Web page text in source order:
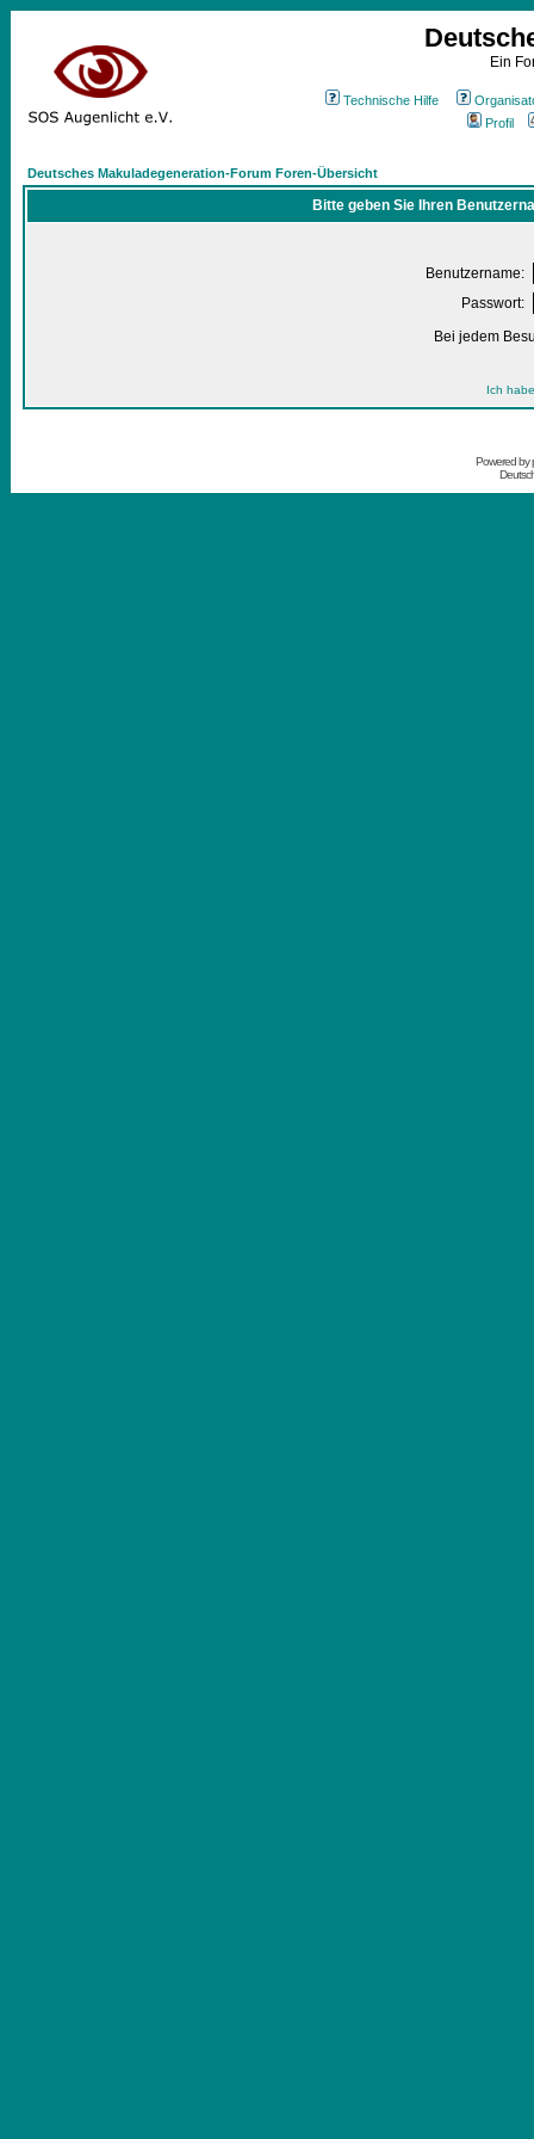
Ein
Technische Hilfe
Profil
Deutsches Makuladegeneration-Forum Foren-Übersicht
Bitte geben Sie Ihren
Benutzername:
Passwort:
Bei jedem
Ich
Powered by